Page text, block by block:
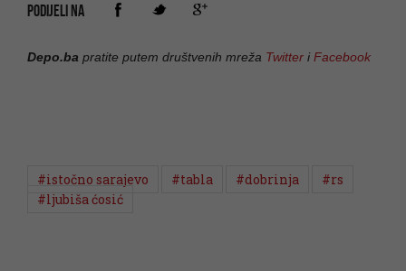
PODIJELI NA
Depo.ba pratite putem društvenih mreža Twitter iFacebook
#istočno sarajevo #tabla #dobrinja
#rs
#ljubiša ćosić